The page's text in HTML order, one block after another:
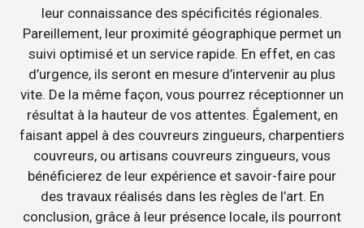
leur connaissance des spécificités régionales.
Pareillement, leur proximité géographique permet un
suivi optimisé et un service rapide. En effet, en cas
d’urgence, ils seront en mesure d’intervenir au plus
vite. De la même façon, vous pourrez réceptionner un
résultat à la hauteur de vos attentes. Également, en
faisant appel à des couvreurs zingueurs, charpentiers
couvreurs, ou artisans couvreurs zingueurs, vous
bénéficierez de leur expérience et savoir-faire pour
des travaux réalisés dans les règles de l’art. En
conclusion, grâce à leur présence locale, ils pourront